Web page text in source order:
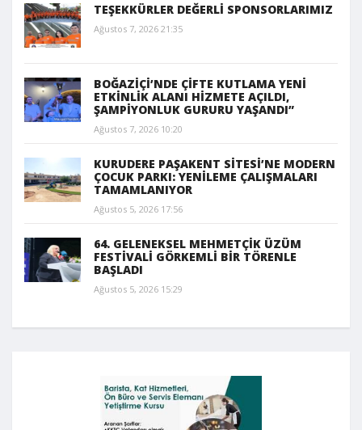
TEŞEKKÜRLER DEĞERLİ SPONSORLARIMIZ
Ağustos 7, 2026 21:35
BOĞAZİÇİ’NDE ÇİFTE KUTLAMA YENİ
ETKİNLİK ALANI HİZMETE AÇILDI,
ŞAMPİYONLUK GURURU YAŞANDI”
Ağustos 7, 2026 10:20
KURUDERE PAŞAKENT SİTESİ’NE MODERN
ÇOCUK PARKI: YENİLEME ÇALIŞMALARI
TAMAMLANIYOR
Ağustos 5, 2026 17:56
64. GELENEKSEL MEHMETÇİK ÜZÜM
FESTİVALİ GÖRKEMLİ BİR TÖRENLE
BAŞLADI
Ağustos 5, 2026 15:29